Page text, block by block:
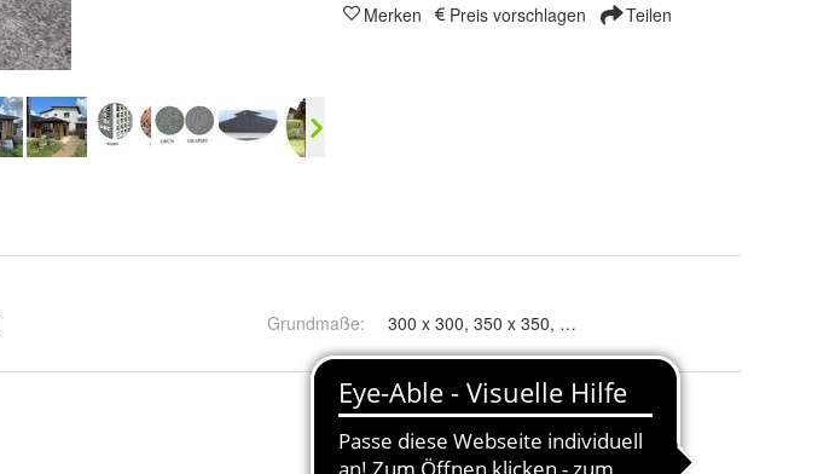
Merken Preis vorschlagen Teilen
Grundmaße: